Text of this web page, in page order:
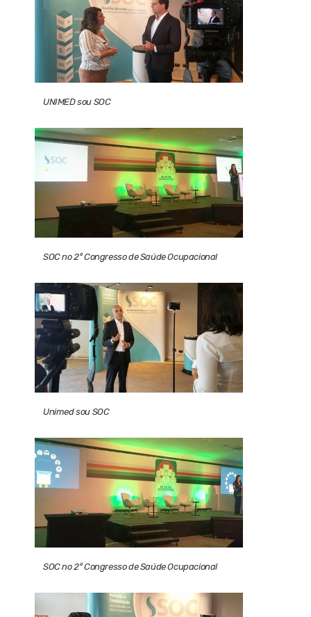
UNIMED sou SOC
SOC no 2° Congresso de Saúde Ocupacional
Unimed sou SOC
SOC no 2° Congresso de Saúde Ocupacional